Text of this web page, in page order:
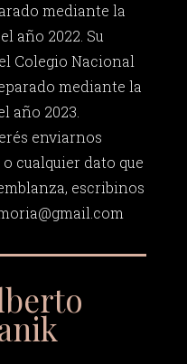
mediante la
año 2022. Su
Colegio Nacional
mediante la
año 2023.
enviarnos
cualquier dato que
escribinos